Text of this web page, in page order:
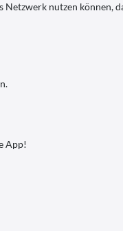
Netzwerk nutzen können,
App!